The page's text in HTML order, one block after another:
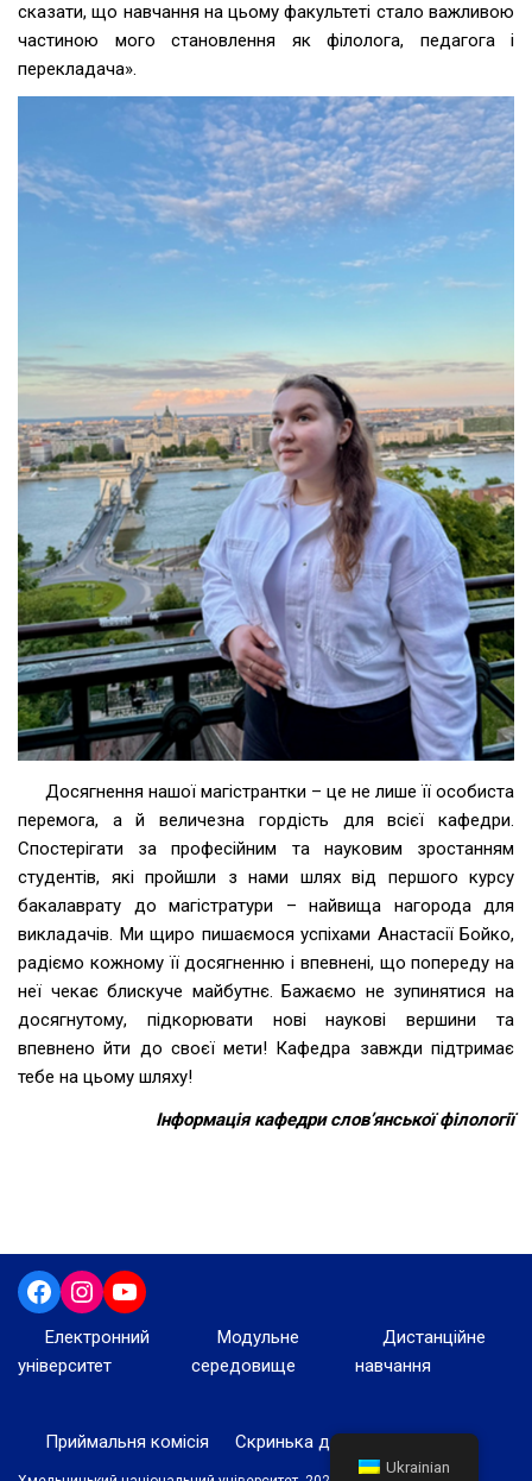
сказати, що навчання на цьому факультеті стало важливою
частиною мого становлення як філолога, педагога і
перекладача».
Досягнення нашої магістрантки – це не лише її особиста
перемога, а й величезна гордість для всієї кафедри.
Спостерігати за професійним та науковим зростанням
студентів, які пройшли з нами шлях від першого курсу
бакалаврату до магістратури – найвища нагорода для
викладачів. Ми щиро пишаємося успіхами Анастасії Бойко,
радіємо кожному її досягненню і впевнені, що попереду на
неї чекає блискуче майбутнє. Бажаємо не зупинятися на
досягнутому, підкорювати нові наукові вершини та
впевнено йти до своєї мети! Кафедра завжди підтримає
тебе на цьому шляху!
Інформація кафедри слов’янської філології
Електронний
університет
Модульне
середовище
Дистанційне
навчання
Приймальня комісія Скринька довіри
Ukrainian